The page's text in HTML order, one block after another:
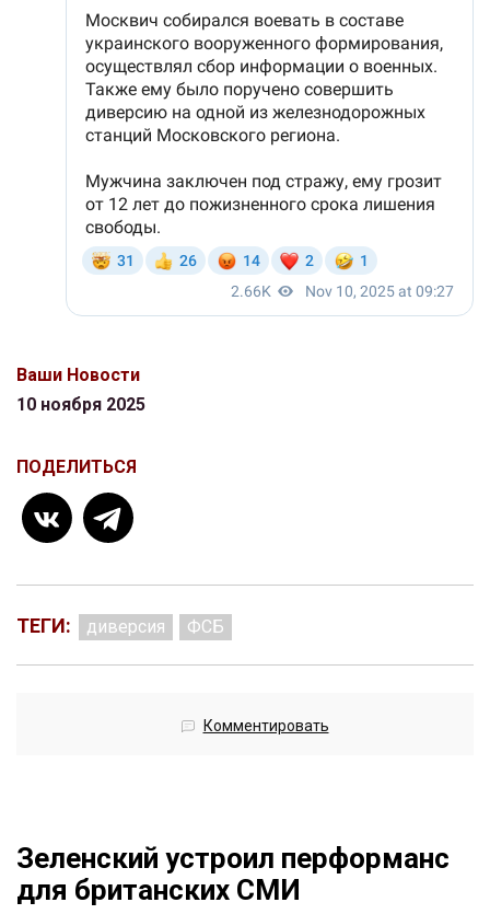
Ваши Новости
10 ноября 2025
ПОДЕЛИТЬСЯ
ТЕГИ: диверсия ФСБ
Комментировать
Зеленский устроил перформанс
для британских СМИ